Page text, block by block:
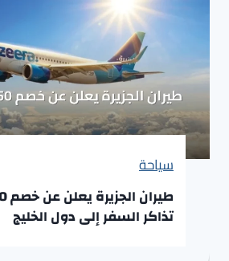
سياحة
تذاكر السفر إلى دول الخليج